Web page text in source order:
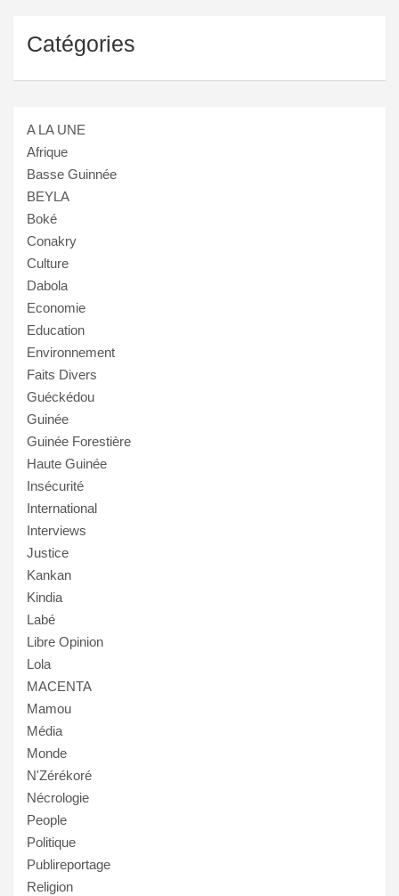
Catégories
A LA UNE
Afrique
Basse Guinnée
BEYLA
Boké
Conakry
Culture
Dabola
Economie
Education
Environnement
Faits Divers
Guéckédou
Guinée
Guinée Forestière
Haute Guinée
Insécurité
International
Interviews
Justice
Kankan
Kindia
Labé
Libre Opinion
Lola
MACENTA
Mamou
Média
Monde
N'Zérékoré
Nécrologie
People
Politique
Publireportage
Religion